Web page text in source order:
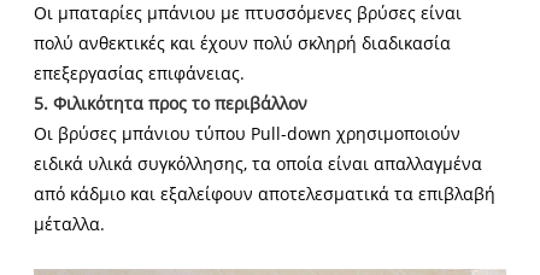
Οι μπαταρίες μπάνιου με πτυσσόμενες βρύσες είναι
πολύ ανθεκτικές και έχουν πολύ σκληρή διαδικασία
επεξεργασίας επιφάνειας.
5. Φιλικότητα προς το περιβάλλον
Οι βρύσες μπάνιου τύπου Pull-down χρησιμοποιούν
ειδικά υλικά συγκόλλησης, τα οποία είναι απαλλαγμένα
από κάδμιο και εξαλείφουν αποτελεσματικά τα επιβλαβή
μέταλλα.